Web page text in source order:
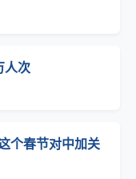
人次
个春节对中加关